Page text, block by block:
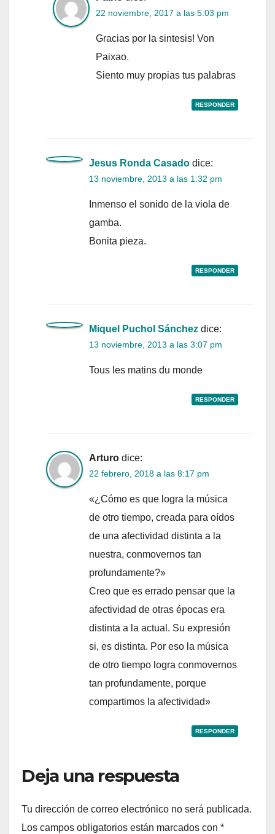
22 noviembre, 2017 a las 5:03 pm
Gracias por la sintesis! Von
Paixao.
Siento muy propias tus palabras
RESPONDER
Jesus Ronda Casado dice:
13 noviembre, 2013 a las 1:32 pm
Inmenso el sonido de la viola de
gamba.
Bonita pieza.
RESPONDER
Miquel Puchol Sánchez dice:
13 noviembre, 2013 a las 3:07 pm
Tous les matins du monde
RESPONDER
Arturo dice:
22 febrero, 2018 a las 8:17 pm
«¿Cómo es que logra la música
de otro tiempo, creada para oídos
de una afectividad distinta a la
nuestra, conmovernos tan
profundamente?»
Creo que es errado pensar que la
afectividad de otras épocas era
distinta a la actual. Su expresión
si, es distinta. Por eso la música
de otro tiempo logra conmovernos
tan profundamente, porque
compartimos la afectividad»
RESPONDER
Deja una respuesta
Tu dirección de correo electrónico no será publicada.
Los campos obligatorios están marcados con *